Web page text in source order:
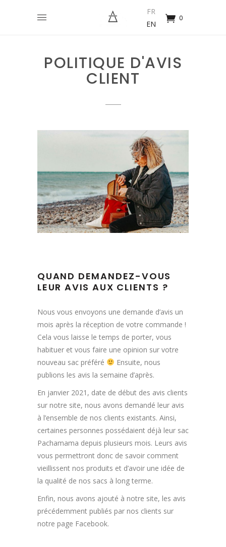
FR
EN
0
POLITIQUE D'AVIS
CLIENT
QUAND DEMANDEZ-VOUS
LEUR AVIS AUX CLIENTS ?
Nous vous envoyons une demande d’avis un
mois après la réception de votre commande !
Cela vous laisse le temps de porter, vous
habituer et vous faire une opinion sur votre
nouveau sac préféré
Ensuite, nous
publions les avis la semaine d’après.
En janvier 2021, date de début des avis clients
sur notre site, nous avons demandé leur avis
à l’ensemble de nos clients existants. Ainsi,
certaines personnes possédaient déjà leur sac
Pachamama depuis plusieurs mois. Leurs avis
vous permettront donc de savoir comment
vieillissent nos produits et d’avoir une idée de
la qualité de nos sacs à long terme.
Enfin, nous avons ajouté à notre site, les avis
précédemment publiés par nos clients sur
notre page Facebook.